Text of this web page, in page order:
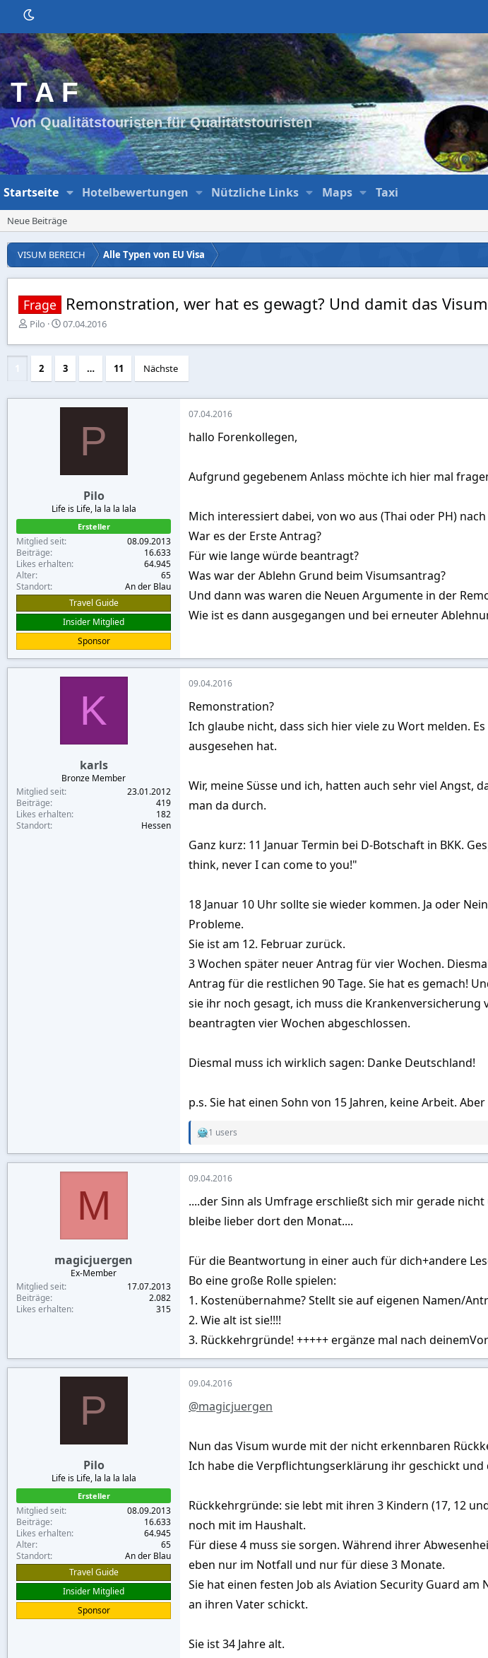
T A F
Von Qualitätstouristen für Qualitätstouristen
Startseite Hotelbewertungen Nützliche Links Maps Taxi
Neue Beiträge
VISUM BEREICH Alle Typen von EU Visa
Frage Remonstration, wer hat es gewagt? Und damit das
E
s
l
Pilo
E
s
e
l
07.04.2016
2 3 … 11 Nächste
P
Pilo
Life is Life, la la la lala
Ersteller
Mitglied seit
08.09.2013
Beiträge
16.633
Likes erhalten
64.945
Alter
65
Standort
An der Blau
Travel Guide
Insider Mitglied
Sponsor
07.04.2016
hallo Forenkollegen,
Aufgrund gegebenem Anlass möchte ich hier mal
Mich interessiert dabei, von wo aus (Thai oder PH)
War es der Erste Antrag?
Für wie lange würde beantragt?
Was war der Ablehn Grund beim Visumsantrag?
Und dann was waren die Neuen Argumente in der
Wie ist es dann ausgegangen und bei erneuter
K
karls
Bronze Member
Mitglied seit
23.01.2012
Beiträge
419
Likes erhalten
182
Standort
Hessen
09.04.2016
Remonstration?
Ich glaube nicht, dass sich hier viele zu Wort melden.
ausgesehen hat.
Wir, meine Süsse und ich, hatten auch sehr viel
man da durch.
Ganz kurz: 11 Januar Termin bei D-Botschaft in BKK.
think, never I can come to you!"
18 Januar 10 Uhr sollte sie wieder kommen. Ja oder
Probleme.
Sie ist am 12. Februar zurück.
3 Wochen später neuer Antrag für vier Wochen.
Antrag für die restlichen 90 Tage. Sie hat es gemach!
sie ihr noch gesagt, ich muss die
beantragten vier Wochen abgeschlossen.
Diesmal muss ich wirklich sagen: Danke Deutschland!
p.s. Sie hat einen Sohn von 15 Jahren, keine Arbeit.
R
t
o
n
s
1 users
M
magicjuergen
Ex-Member
Mitglied seit
17.07.2013
Beiträge
2.082
Likes erhalten
315
09.04.2016
....der Sinn als Umfrage erschließt sich mir gerade
bleibe lieber dort den Monat....
Für die Beantwortung in einer auch für dich+andere
Bo eine große Rolle spielen:
1. Kostenübernahme? Stellt sie auf eigenen Namen/
2. Wie alt ist sie!!!!
3. Rückkehrgründe! +++++ ergänze mal nach
P
Pilo
Life is Life, la la la lala
Ersteller
Mitglied seit
08.09.2013
Beiträge
16.633
Likes erhalten
64.945
Alter
65
Standort
An der Blau
Travel Guide
Insider Mitglied
Sponsor
09.04.2016
@magicjuergen
Nun das Visum wurde mit der nicht erkennbaren
Ich habe die Verpflichtungserklärung ihr geschickt und
Rückkehrgründe: sie lebt mit ihren 3 Kindern (17, 12
noch mit im Haushalt.
Für diese 4 muss sie sorgen. Während ihrer
eben nur im Notfall und nur für diese 3 Monate.
Sie hat einen festen Job als Aviation Security Guard
an ihren Vater schickt.
Sie ist 34 Jahre alt.